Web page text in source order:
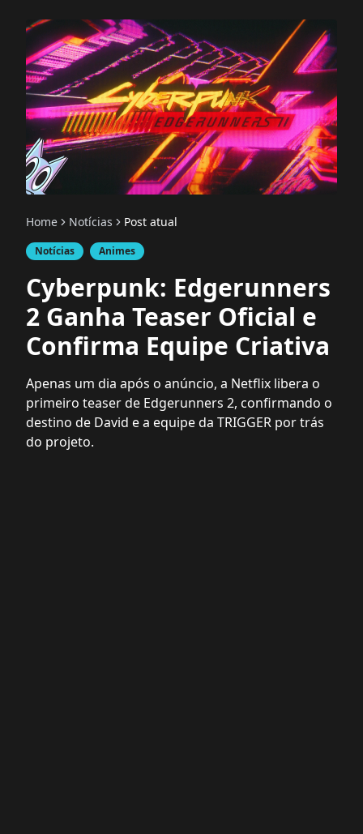
Home Notícias Post atual
Notícias Animes
Cyberpunk: Edgerunners
2 Ganha Teaser Oficial e
Confirma Equipe Criativa
Apenas um dia após o anúncio, a Netflix libera o
primeiro teaser de Edgerunners 2, confirmando o
destino de David e a equipe da TRIGGER por trás
do projeto.